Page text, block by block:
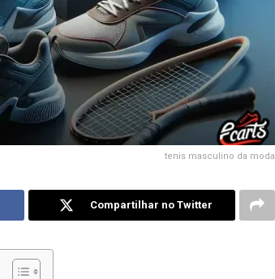
tenis masculino da moda
Compartilhar no Twitter